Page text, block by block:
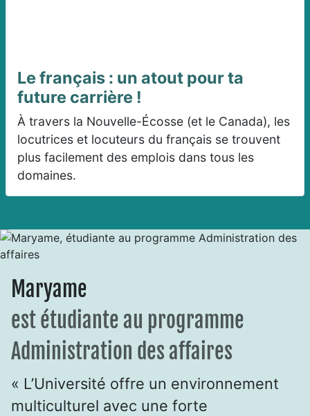
Le français : un atout pour ta
future carrière !
À travers la Nouvelle-Écosse (et le Canada), les
locutrices et locuteurs du français se trouvent
plus facilement des emplois dans tous les
domaines.
Maryame
est étudiante au programme
Administration des affaires
« L’Université offre un environnement
multiculturel avec une forte